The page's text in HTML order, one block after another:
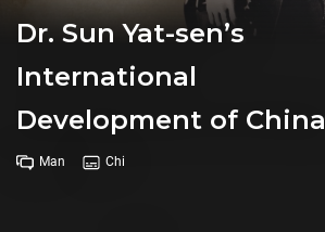
Dr. Sun Yat-sen’s
International
Development of China
Man Chi